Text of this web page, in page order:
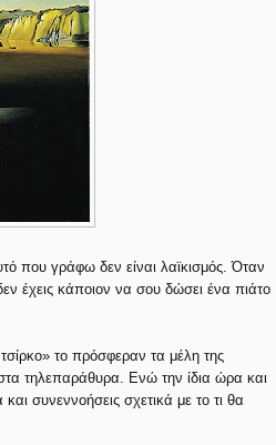
που γράφω δεν είναι λαϊκισμός. Όταν
έχεις κάποιον να σου δώσει ένα πιάτο
το πρόσφεραν τα μέλη της
τηλεπαράθυρα. Ενώ την ίδια ώρα και
συνεννοήσεις σχετικά με το τι θα